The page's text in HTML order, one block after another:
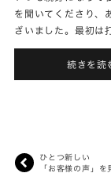
を聞いてくださり、
ざいました。最初は
く、月１～２回は顔
たのが、着工してか
少なくなり、寂しく
続きを読
ひとつ新しい
「お客様の声」を